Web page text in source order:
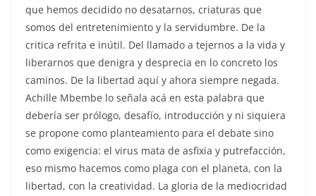
que hemos decidido no desatarnos, criaturas que
somos del entretenimiento y la servidumbre. De la
critica refrita e inútil. Del llamado a tejernos a la vida y
liberarnos que denigra y desprecia en lo concreto los
caminos. De la libertad aquí y ahora siempre negada.
Achille Mbembe lo señala acá en esta palabra que
debería ser prólogo, desafío, introducción y ni siquiera
se propone como planteamiento para el debate sino
como exigencia: el virus mata de asfixia y putrefacción,
eso mismo hacemos como plaga con el planeta, con la
libertad, con la creatividad. La gloria de la mediocridad